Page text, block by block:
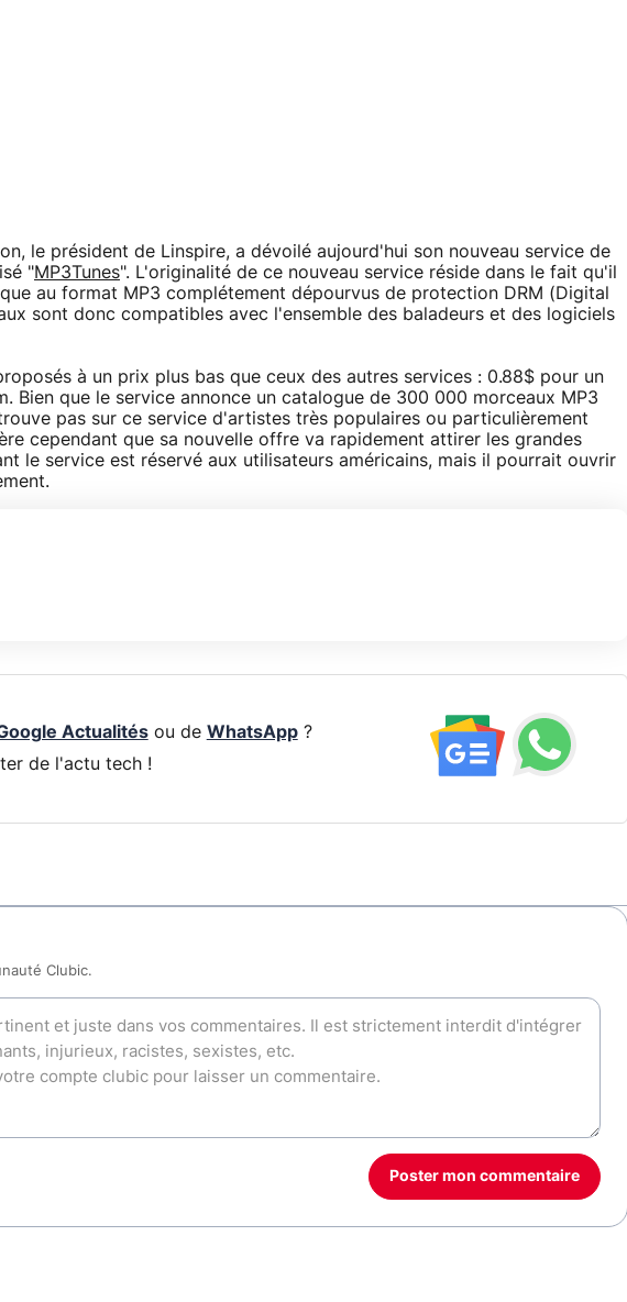
le président de Linspire, a dévoilé aujourd'hui son nouveau service de
"MP3Tunes". L'originalité de ce nouveau service réside dans le fait qu'il
au format MP3 complétement dépourvus de protection DRM (Digital
sont donc compatibles avec l'ensemble des baladeurs et des logiciels
à un prix plus bas que ceux des autres services : 0.88$ pour un
Bien que le service annonce un catalogue de 300 000 morceaux MP3
pas sur ce service d'artistes très populaires ou particulièrement
cependant que sa nouvelle offre va rapidement attirer les grandes
le service est réservé aux utilisateurs américains, mais il pourrait ouvrir
Actualitésou de WhatsApp?
de l'actu tech !
Clubic.
Poster mon commentaire